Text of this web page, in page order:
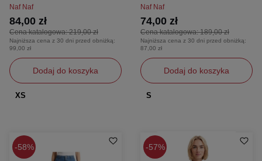
Naf Naf
Cena katalogowa:219,00 zł
84,00 zł
Najniższa cena z 30 dni przed obniżką:
99,00 zł
Dodaj do koszyka
XS
Naf Naf
Cena katalogowa:189,00 zł
74,00 zł
Najniższa cena z 30 dni przed obniżką:
87,00 zł
Dodaj do koszyka
S
58% 57%